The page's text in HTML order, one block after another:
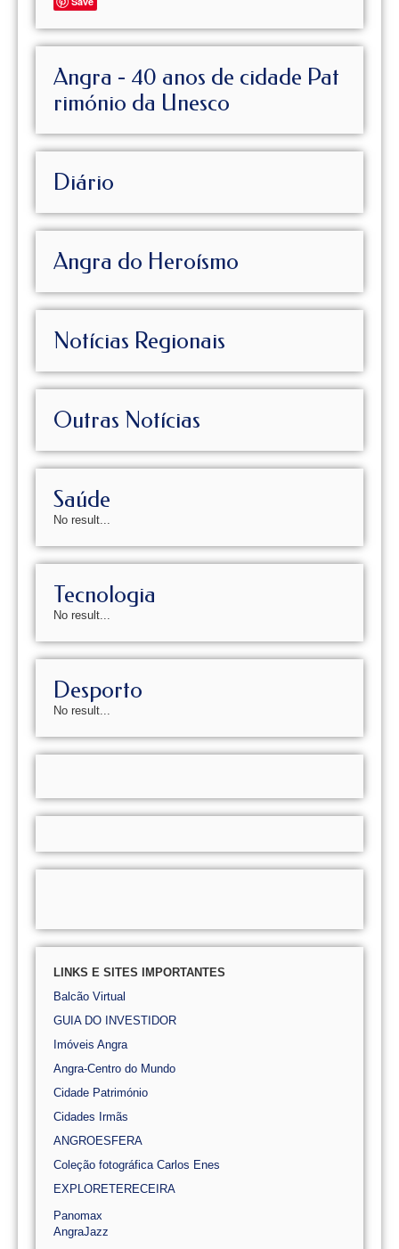
Angra - 40 anos de cidade Pat
rimónio da Unesco
Diário
Angra do Heroísmo
Notícias Regionais
Outras Notícias
Saúde
No result...
Tecnologia
No result...
Desporto
No result...
LINKS E SITES IMPORTANTES
Balcão Virtual
GUIA DO INVESTIDOR
Imóveis Angra
Angra-Centro do Mundo
Cidade Património
Cidades Irmãs
ANGROESFERA
Coleção fotográfica Carlos Enes
EXPLORETERECEIRA
Panomax
AngraJazz